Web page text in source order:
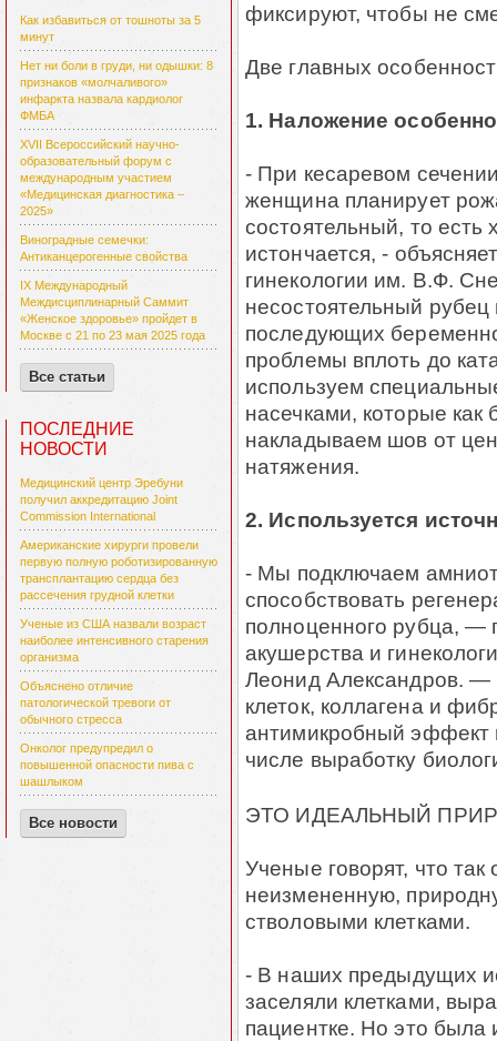
Как избавиться от тошноты за 5
минут
Нет ни боли в груди, ни одышки: 8
признаков «молчаливого»
инфаркта назвала кардиолог
ФМБА
XVII Всероссийский научно-
образовательный форум с
международным участием
«Медицинская диагностика –
2025»
Виноградные семечки:
Антиканцерогенные свойства
IX Международный
Междисциплинарный Саммит
«Женское здоровье» пройдет в
Москве с 21 по 23 мая 2025 года
Все статьи
ПОСЛЕДНИЕ
НОВОСТИ
Медицинский центр Эребуни
получил аккредитацию Joint
Commission International
Американские хирурги провели
первую полную роботизированную
трансплантацию сердца без
рассечения грудной клетки
Ученые из США назвали возраст
наиболее интенсивного старения
организма
Объяснено отличие
патологической тревоги от
обычного стресса
Онколог предупредил о
повышенной опасности пива с
шашлыком
Все новости
фиксируют, чтобы не
Две главных
1. Наложение
- При кесаревом
женщина планирует
состоятельный, то
истончается, -
гинекологии им. В.Ф.
несостоятельный
последующих
проблемы вплоть до
используем
насечками, которые как
накладываем шов от
натяжения.
2. Используется
- Мы подключаем
способствовать
полноценного рубца,
акушерства и
Леонид Александров. —
клеток, коллагена и
антимикробный эффект
числе выработку
ЭТО ИДЕАЛЬНЫЙ
Ученые говорят, что
неизмененную,
стволовыми клетками.
- В наших предыдущих
заселяли клетками,
пациентке. Но это была